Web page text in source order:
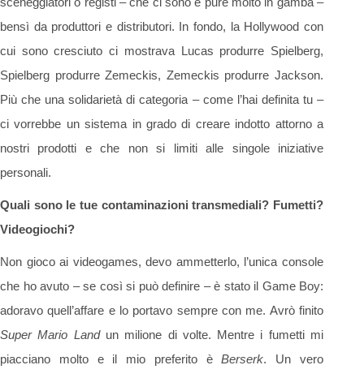
bensì da produttori e distributori. In fondo, la Hollywood con
cui sono cresciuto ci mostrava Lucas produrre Spielberg,
Spielberg produrre Zemeckis, Zemeckis produrre Jackson.
Più che una solidarietà di categoria – come l’hai definita tu –
ci vorrebbe un sistema in grado di creare indotto attorno a
nostri prodotti e che non si limiti alle singole iniziative
personali.
Quali sono le tue contaminazioni transmediali? Fumetti?
Videogiochi?
Non gioco ai videogames, devo ammetterlo, l’unica console
che ho avuto – se così si può definire – è stato il Game Boy:
adoravo quell’affare e lo portavo sempre con me. Avrò finito
Super Mario Landun milione di volte. Mentre i fumetti mi
piacciano molto e il mio preferito èBerserk. Un vero